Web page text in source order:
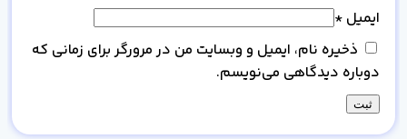
ایمیل *
ذخیره نام، ایمیل و وبسایت من در مرورگر برای زمانی که
دوباره دیدگاهی می‌نویسم.